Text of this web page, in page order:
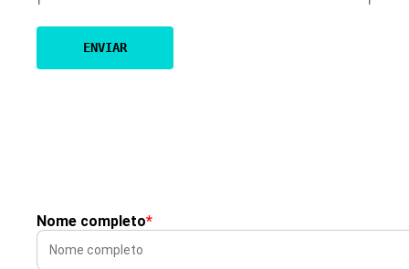
Nome completo*